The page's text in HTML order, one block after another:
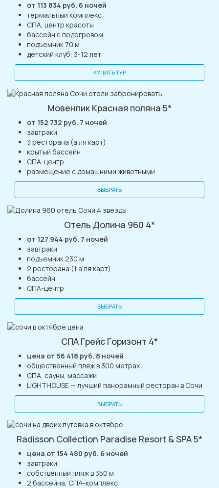
от 113 834 руб. 6 ночей
термальный комплекс
СПА, центр красоты
бассейн с подогревом
подъемник 70 м
детский клуб: 3-12 лет
КУПИТЬ ТУР
Мовенпик Красная поляна 5*
от 152 732 руб. 7 ночей
завтраки
3 ресторана (а’ля карт)
крытый бассейн
СПА-центр
размещение с домашними животными
ВЫБРАТЬ
Отель Долина 960 4*
от 127 944 руб. 7 ночей
завтраки
подъемник 230 м
2 ресторана (1 а'ля карт)
бассейн
СПА-центр
ВЫБРАТЬ
СПА Грейс Горизонт 4*
цена от 56 418 руб. 8 ночей
общественный пляж в 300 метрах
СПА, сауны, массажи
LIGHTHOUSE — лучший панорамный ресторан в Сочи
ВЫБРАТЬ
Radisson Collection Paradise Resort & SPA 5*
цена от 154 480 руб. 6 ночей
завтраки
собственный пляж в 350 м
2 бассейна, СПА-комплекс